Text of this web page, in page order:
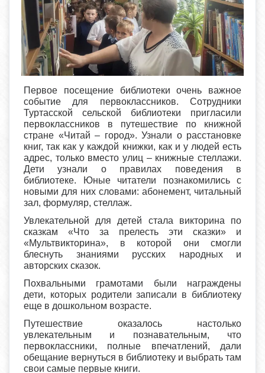
Первое посещение библиотеки очень важное
событие для первоклассников. Сотрудники
Туртасской сельской библиотеки пригласили
первоклассников в путешествие по книжной
стране «Читай – город». Узнали о расстановке
книг, так как у каждой книжки, как и у людей есть
адрес, только вместо улиц – книжные стеллажи.
Дети узнали о правилах поведения в
библиотеке. Юные читатели познакомились с
новыми для них словами: абонемент, читальный
зал, формуляр, стеллаж.
Увлекательной для детей стала викторина по
сказкам «Что за прелесть эти сказки» и
«Мультвикторина», в которой они смогли
блеснуть знаниями русских народных и
авторских сказок.
Похвальными грамотами были награждены
дети, которых родители записали в библиотеку
еще в дошкольном возрасте.
Путешествие оказалось настолько
увлекательным и познавательным, что
первоклассники, полные впечатлений, дали
обещание вернуться в библиотеку и выбрать там
свои самые первые книги.